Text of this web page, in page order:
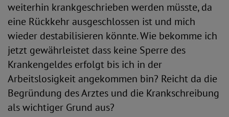
weiterhin krankgeschrieben werden müsste, da
eine Rückkehr ausgeschlossen ist und mich
wieder destabilisieren könnte. Wie bekomme ich
jetzt gewährleistet dass keine Sperre des
Krankengeldes erfolgt bis ich in der
Arbeitslosigkeit angekommen bin? Reicht da die
Begründung des Arztes und die Krankschreibung
als wichtiger Grund aus?